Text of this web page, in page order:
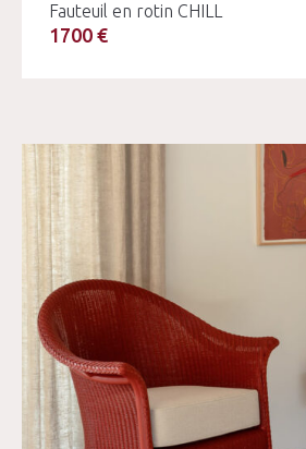
Fauteuil en rotin CHILL
1700 €